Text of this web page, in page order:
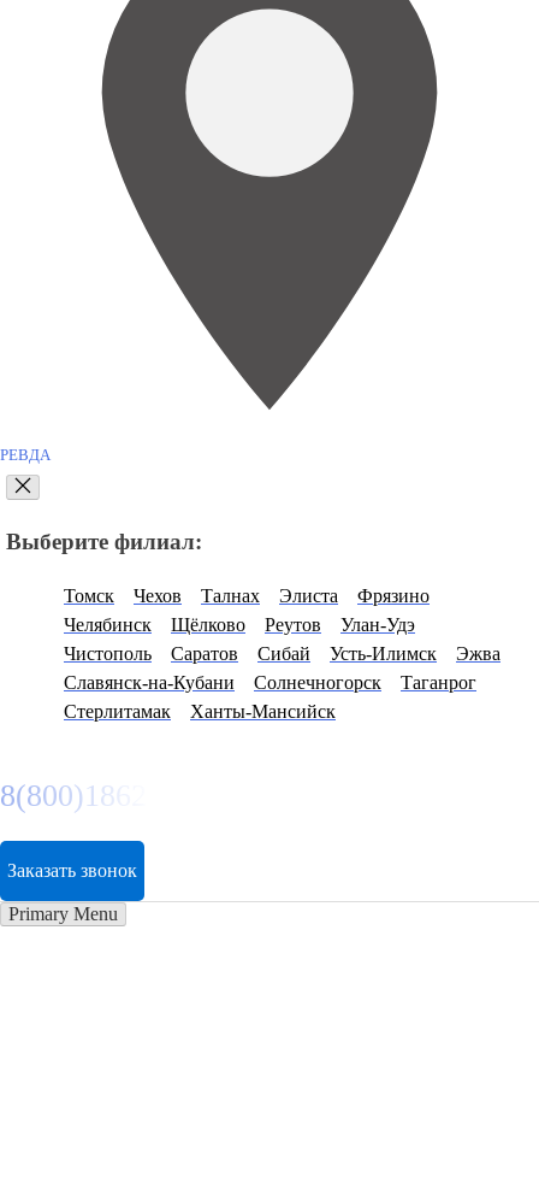
РЕВДА
Выберите филиал:
Томск Чехов Талнах Элиста
Фрязино
Челябинск
Щёлково Реутов
Улан-Удэ
Чистополь
Саратов Сибай Усть-Илимск
Эжва
Славянск-на-Кубани
Солнечногорск
Таганрог
Стерлитамак
Ханты-Мансийск
8(800)1862102
Заказать звонок
Primary Menu